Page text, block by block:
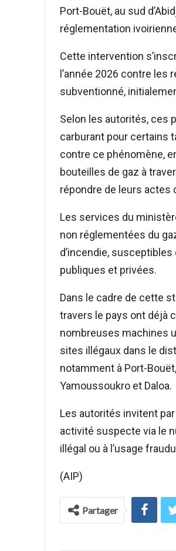
Port-Bouët, au sud
réglementation
Cette intervention
l’année 2026 contre les
subventionné,
Selon les autorités, ces
carburant pour certains
contre ce phénomène,
bouteilles de gaz à
répondre de leurs
Les services du
non réglementées du
d’incendie,
publiques et privées.
Dans le cadre de cette
travers le pays ont déjà
nombreuses machines
sites illégaux dans le
notamment à Port-
Yamoussoukro et Daloa.
Les autorités invitent
activité suspecte via le
illégal ou à l’usage
(AIP)
Partager